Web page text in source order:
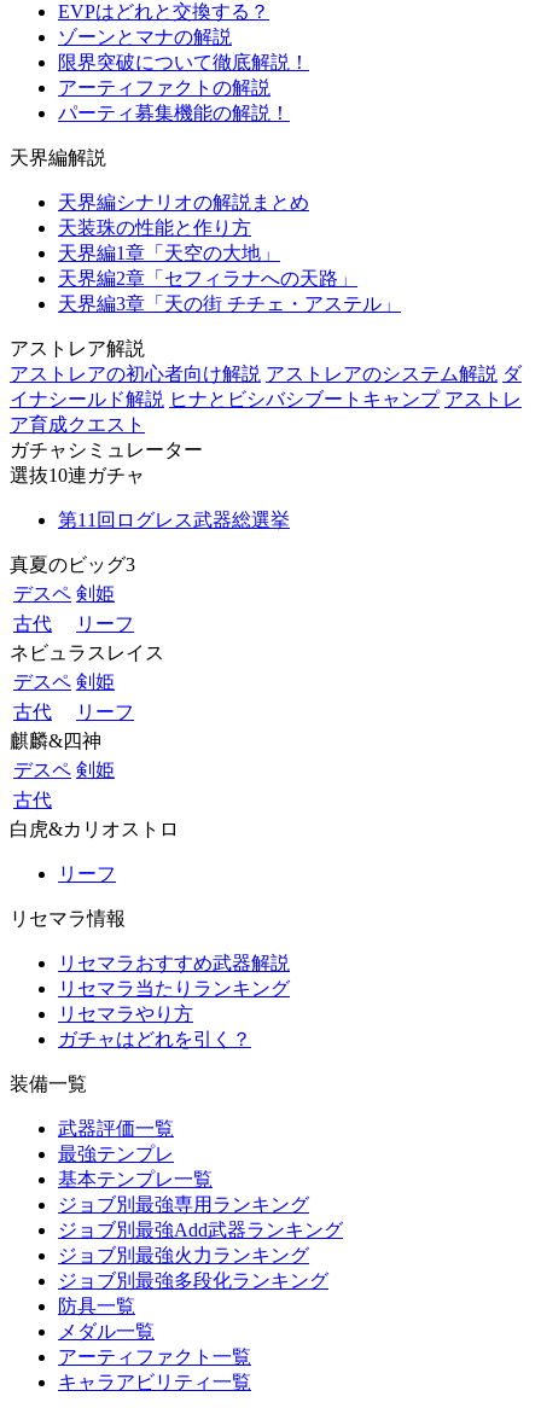
EVPはどれと交換する？
ゾーンとマナの解説
限界突破について徹底解説！
アーティファクトの解説
パーティ募集機能の解説！
天界編解説
天界編シナリオの解説まとめ
天装珠の性能と作り方
天界編1章「天空の大地」
天界編2章「セフィラナへの天路」
天界編3章「天の街 チチェ・アステル」
アストレア解説
アストレアの初心者向け解説 アストレアのシステム解説 ダ
イナシールド解説 ヒナとビシバシブートキャンプ アストレ
ア育成クエスト
ガチャシミュレーター
選抜10連ガチャ
第11回ログレス武器総選挙
真夏のビッグ3
デスペ 剣姫
古代
リーフ
ネビュラスレイス
デスペ 剣姫
古代
リーフ
麒麟&四神
デスペ 剣姫
古代
白虎&カリオストロ
リーフ
リセマラ情報
リセマラおすすめ武器解説
リセマラ当たりランキング
リセマラやり方
ガチャはどれを引く？
装備一覧
武器評価一覧
最強テンプレ
基本テンプレ一覧
ジョブ別最強専用ランキング
ジョブ別最強Add武器ランキング
ジョブ別最強火力ランキング
ジョブ別最強多段化ランキング
防具一覧
メダル一覧
アーティファクト一覧
キャラアビリティ一覧